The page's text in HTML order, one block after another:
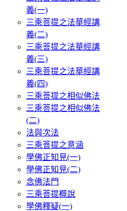
義(一)
三乘菩提之法華經講
義(二)
三乘菩提之法華經講
義(三)
三乘菩提之法華經講
義(四)
三乘菩提之相似佛法
三乘菩提之相似佛法
(二)
法與次法
三乘菩提之意涵
學佛正知見(一)
學佛正知見(二)
念佛法門
三乘菩提概說
學佛釋疑(一)